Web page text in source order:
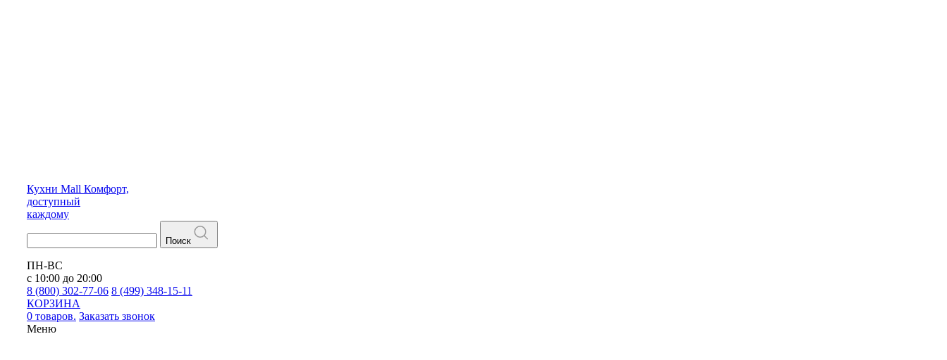
Кухни Mall Комфорт,
доступный
каждому
Поиск
ПН-ВС
с 10:00 до 20:00
8 (800) 302-77-06 8 (499) 348-15-11
КОРЗИНА
0 товаров. Заказать звонок
Меню